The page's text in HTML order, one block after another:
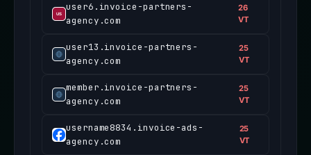
user6.invoice-partners-
agency.com
26
VT
user13.invoice-partners-
agency.com
25
VT
member.invoice-partners-
agency.com
25
VT
username8834.invoice-ads-
agency.com
25
VT